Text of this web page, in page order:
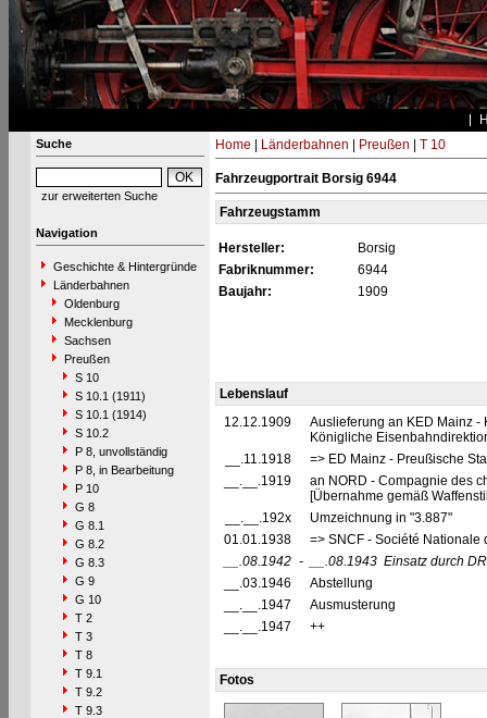
Suche
zur erweiterten Suche
Navigation
Geschichte & Hintergründe
Länderbahnen
Oldenburg
Mecklenburg
Sachsen
Preußen
S 10
S 10.1 (1911)
S 10.1 (1914)
S 10.2
P 8, unvollständig
P 8, in Bearbeitung
P 10
G 8
G 8.1
G 8.2
G 8.3
G 9
G 10
T 2
T 3
T 8
T 9.1
T 9.2
T 9.3
Home Länderbahnen Preußen T 10
Fahrzeugportrait Borsig 6944
Fahrzeugstamm
Hersteller:
Borsig
Fabriknummer:
6944
Baujahr:
1909
Lebenslauf
12.12.1909
Auslieferung an KED Mainz
Königliche
__.11.1918
=> ED Mainz - Preußische
__.__.1919
an NORD - Compagnie des
[Übernahme gemäß
__.__.192x
Umzeichnung in "3.887"
01.01.1938
=> SNCF - Société
__.08.1942 - __.08.1943 Einsatz durch
__.03.1946
Abstellung
__.__.1947
Ausmusterung
__.__.1947
++
Fotos